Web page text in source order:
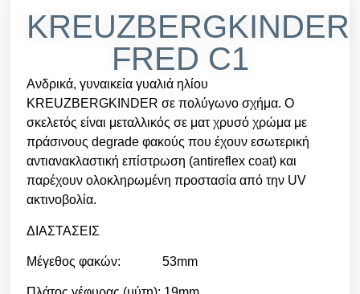
KREUZBERGKINDER
FRED C1
Ανδρικά, γυναικεία γυαλιά ηλίου
KREUZBERGKINDER σε πολύγωνο σχήμα. Ο
σκελετός είναι μεταλλικός σε ματ χρυσό χρώμα με
πράσινους degrade φακούς που έχουν εσωτερική
αντιανακλαστική επίστρωση (antireflex coat) και
παρέχουν ολοκληρωμένη προστασία από την UV
ακτινοβολία.
ΔΙΑΣΤΑΣΕΙΣ
Μέγεθος φακών: 53mm